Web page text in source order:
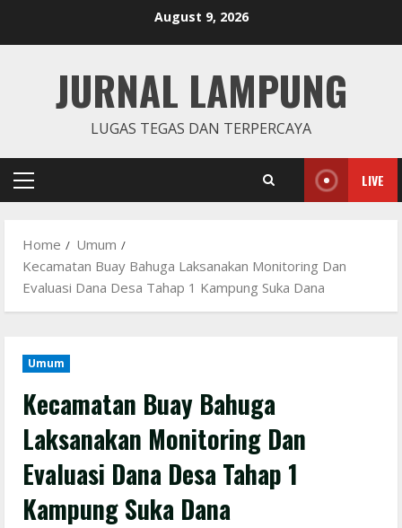
August 9, 2026
JURNAL LAMPUNG
LUGAS TEGAS DAN TERPERCAYA
Primary
LIVE
Home
Umum
Kecamatan Buay Bahuga Laksanakan Monitoring Dan
Evaluasi Dana Desa Tahap 1 Kampung Suka Dana
Umum
Kecamatan Buay Bahuga
Laksanakan Monitoring Dan
Evaluasi Dana Desa Tahap 1
Kampung Suka Dana